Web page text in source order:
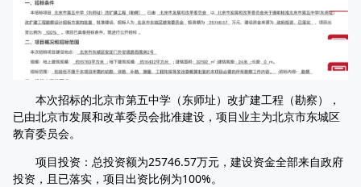
本次招标的北京市第五中学（东师址）改扩建工程（勘察），
已由北京市发展和改革委员会批准建设，项目业主为北京市东城区
教育委员会。
项目投资：总投资额为25746.57万元，建设资金全部来自政府
投资，且已落实，项目出资比例为100%。